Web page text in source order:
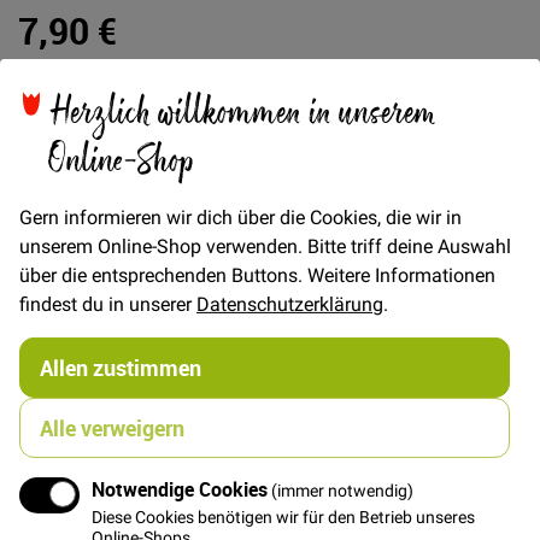
Herzlich willkommen in unserem
Online-Shop
Gern informieren wir dich über die Cookies, die wir in
unserem Online-Shop verwenden. Bitte triff deine Auswahl
über die entsprechenden Buttons. Weitere Informationen
findest du in unsererDatenschutzerklärung.
Allen zustimmen
Alle verweigern
Notwendige Cookies (immer notwendig)
Diese Cookies benötigen wir für den Betrieb unseres
7,90 €
In den Warenkorb
Details
FRAU ANNE - Damenpullunder zum Wenden
Ebook mit Fotonähanleitung und Schnittmuster zum
Selbstdrucken
Dein neuer Dauerbegleiter für jede Jahreszeit - Dieser
Pullunder zeigt sich immer wieder von einer neuen
Seite und macht einfach Spaß!
Schnell genäht mit der umfangreich bebilderten